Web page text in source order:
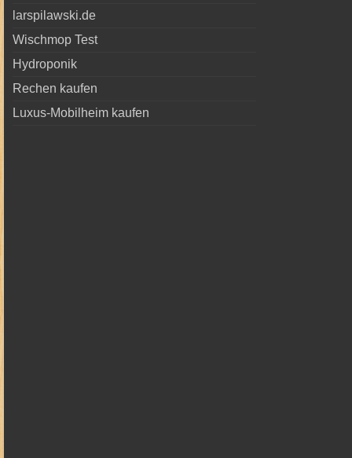
larspilawski.de
Wischmop Test
Hydroponik
Rechen kaufen
Luxus-Mobilheim kaufen